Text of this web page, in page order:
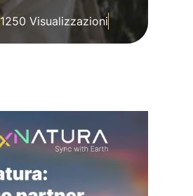
1250 Visualizzazioni